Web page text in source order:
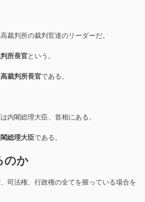
裁判所の裁判官達のリーダーだ。
所長官という。
裁判所長官である。
内閣総理大臣、首相にある。
総理大臣である。
のか
司法権、行政権の全てを握っている場合を